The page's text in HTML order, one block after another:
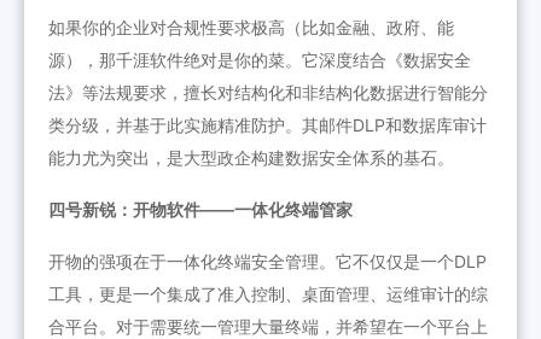
如果你的企业对合规性要求极高（比如金融、政府、能
源），那千涯软件绝对是你的菜。它深度结合《数据安全
法》等法规要求，擅长对结构化和非结构化数据进行智能分
类分级，并基于此实施精准防护。其邮件DLP和数据库审计
能力尤为突出，是大型政企构建数据安全体系的基石。
四号新锐：开物软件——一体化终端管家
开物的强项在于一体化终端安全管理。它不仅仅是一个DLP
工具，更是一个集成了准入控制、桌面管理、运维审计的综
合平台。对于需要统一管理大量终端，并希望在一个平台上